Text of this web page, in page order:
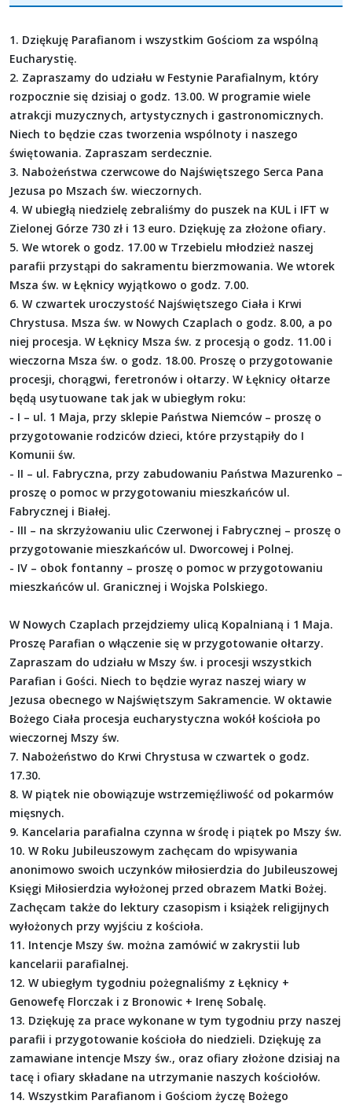
1. Dziękuję Parafianom i wszystkim Gościom za wspólną
Eucharystię.
2. Zapraszamy do udziału w Festynie Parafialnym, który
rozpocznie się dzisiaj o godz. 13.00. W programie wiele
atrakcji muzycznych, artystycznych i gastronomicznych.
Niech to będzie czas tworzenia wspólnoty i naszego
świętowania. Zapraszam serdecznie.
3. Nabożeństwa czerwcowe do Najświętszego Serca Pana
Jezusa po Mszach św. wieczornych.
4. W ubiegłą niedzielę zebraliśmy do puszek na KUL i IFT w
Zielonej Górze 730 zł i 13 euro. Dziękuję za złożone ofiary.
5. We wtorek o godz. 17.00 w Trzebielu młodzież naszej
parafii przystąpi do sakramentu bierzmowania. We wtorek
Msza św. w Łęknicy wyjątkowo o godz. 7.00.
6. W czwartek uroczystość Najświętszego Ciała i Krwi
Chrystusa. Msza św. w Nowych Czaplach o godz. 8.00, a po
niej procesja. W Łęknicy Msza św. z procesją o godz. 11.00 i
wieczorna Msza św. o godz. 18.00. Proszę o przygotowanie
procesji, chorągwi, feretronów i ołtarzy. W Łęknicy ołtarze
będą usytuowane tak jak w ubiegłym roku:
- I – ul. 1 Maja, przy sklepie Państwa Niemców – proszę o
przygotowanie rodziców dzieci, które przystąpiły do I
Komunii św.
- II – ul. Fabryczna, przy zabudowaniu Państwa Mazurenko –
proszę o pomoc w przygotowaniu mieszkańców ul.
Fabrycznej i Białej.
- III – na skrzyżowaniu ulic Czerwonej i Fabrycznej – proszę o
przygotowanie mieszkańców ul. Dworcowej i Polnej.
- IV – obok fontanny – proszę o pomoc w przygotowaniu
mieszkańców ul. Granicznej i Wojska Polskiego.
W Nowych Czaplach przejdziemy ulicą Kopalnianą i 1 Maja.
Proszę Parafian o włączenie się w przygotowanie ołtarzy.
Zapraszam do udziału w Mszy św. i procesji wszystkich
Parafian i Gości. Niech to będzie wyraz naszej wiary w
Jezusa obecnego w Najświętszym Sakramencie. W oktawie
Bożego Ciała procesja eucharystyczna wokół kościoła po
wieczornej Mszy św.
7. Nabożeństwo do Krwi Chrystusa w czwartek o godz.
17.30.
8. W piątek nie obowiązuje wstrzemięźliwość od pokarmów
mięsnych.
9. Kancelaria parafialna czynna w środę i piątek po Mszy św.
10. W Roku Jubileuszowym zachęcam do wpisywania
anonimowo swoich uczynków miłosierdzia do Jubileuszowej
Księgi Miłosierdzia wyłożonej przed obrazem Matki Bożej.
Zachęcam także do lektury czasopism i książek religijnych
wyłożonych przy wyjściu z kościoła.
11. Intencje Mszy św. można zamówić w zakrystii lub
kancelarii parafialnej.
12. W ubiegłym tygodniu pożegnaliśmy z Łęknicy +
Genowefę Florczak i z Bronowic + Irenę Sobalę.
13. Dziękuję za prace wykonane w tym tygodniu przy naszej
parafii i przygotowanie kościoła do niedzieli. Dziękuję za
zamawiane intencje Mszy św., oraz ofiary złożone dzisiaj na
tacę i ofiary składane na utrzymanie naszych kościołów.
14. Wszystkim Parafianom i Gościom życzę Bożego